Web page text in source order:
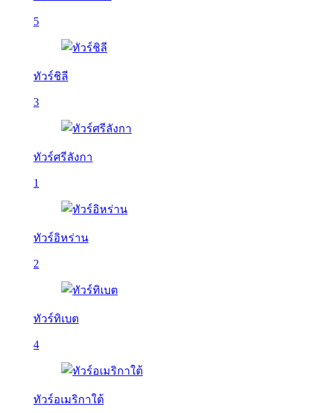
5
ทัวร์ชิลี
3
ทัวร์ศรีลังกา
1
ทัวร์อิหร่าน
2
ทัวร์ทิเบต
4
ทัวร์อเมริกาใต้